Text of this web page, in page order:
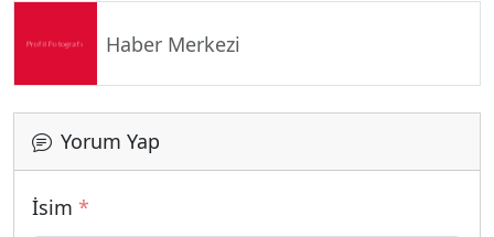
Haber Merkezi
Yorum Yap
İsim *